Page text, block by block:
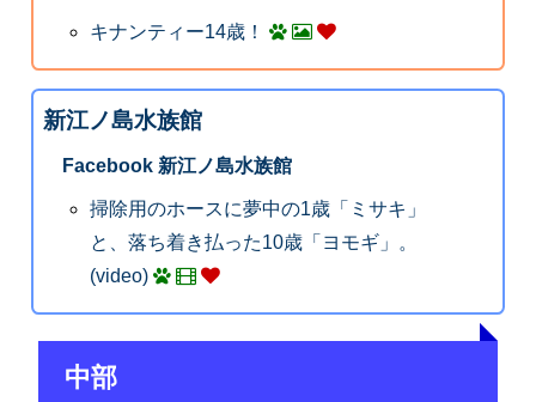
キナンティー14歳！
新江ノ島水族館
Facebook 新江ノ島水族館
掃除用のホースに夢中の1歳「ミサキ」
と、落ち着き払った10歳「ヨモギ」。
(video)
中部